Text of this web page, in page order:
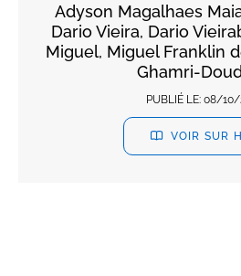
Adyson Magalhaes
Dario Vieira, Dario
Miguel, Miguel Franklin
Ghamri-
PUBLIÉ LE: 08/10/
VOIR SUR